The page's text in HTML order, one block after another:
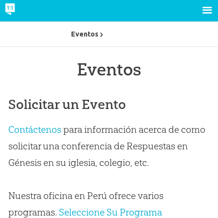
Eventos
Solicitar un Evento
Contáctenospara información acerca de como
solicitar una conferencia de Respuestas en
Génesis en su iglesia, colegio, etc.
Nuestra oficina en Perú ofrece varios
programas. Seleccione Su Programa
Eventos